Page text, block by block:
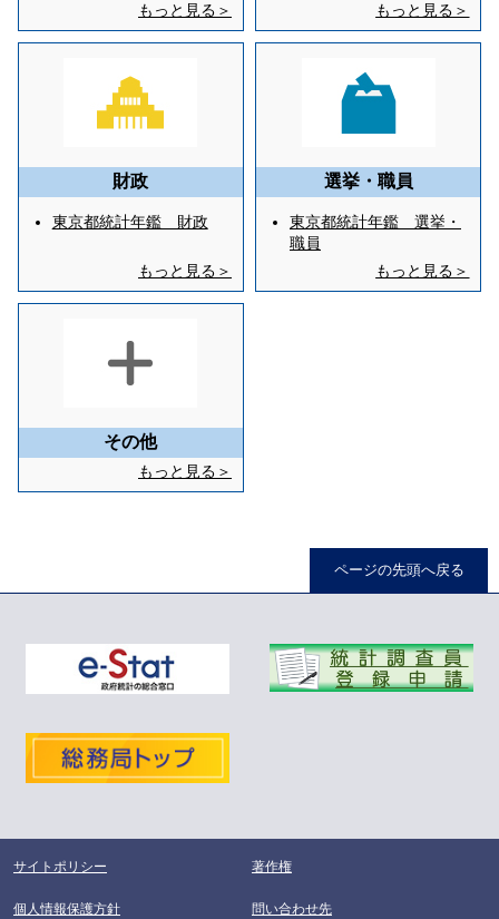
もっと見る＞
もっと見る＞
財政
東京都統計年鑑 財政
もっと見る＞
選挙・職員
東京都統計年鑑 選挙・
職員
もっと見る＞
その他
もっと見る＞
ページの先頭へ戻る
サイトポリシー 著作権
個人情報保護方針 問い合わせ先